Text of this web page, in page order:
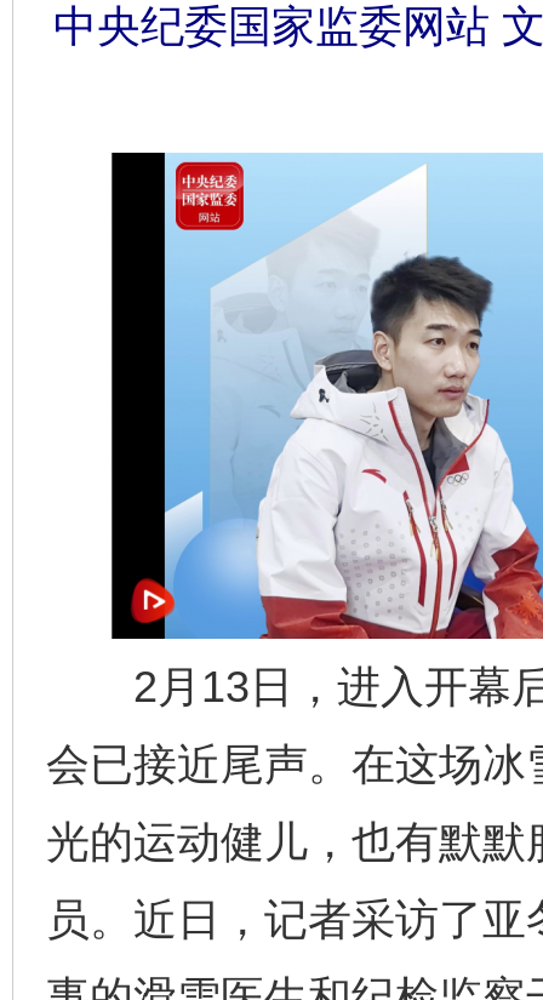
中央纪委国家监委网站
2月13日，进入开幕后
会已接近尾声。在这场
光的运动健儿，也有默
员。近日，记者采访了